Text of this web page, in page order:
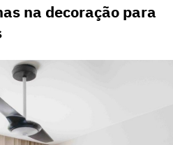
na decoração para